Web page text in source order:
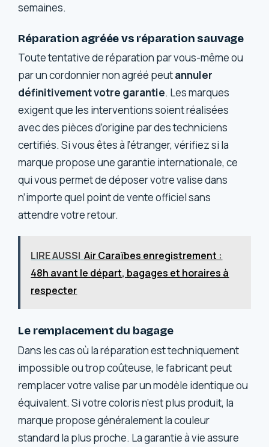
semaines.
Réparation agréée vs réparation sauvage
Toute tentative de réparation par vous-même ou
par un cordonnier non agréé peutannuler
définitivement votre garantie. Les marques
exigent que les interventions soient réalisées
avec des pièces d’origine par des techniciens
certifiés. Si vous êtes à l’étranger, vérifiez si la
marque propose une garantie internationale, ce
qui vous permet de déposer votre valise dans
n’importe quel point de vente officiel sans
attendre votre retour.
LIRE AUSSI Air Caraïbes enregistrement :
48h avant le départ, bagages et horaires à
respecter
Le remplacement du bagage
Dans les cas où la réparation est techniquement
impossible ou trop coûteuse, le fabricant peut
remplacer votre valise par un modèle identique ou
équivalent. Si votre coloris n’est plus produit, la
marque propose généralement la couleur
standard la plus proche. La garantie à vie assure